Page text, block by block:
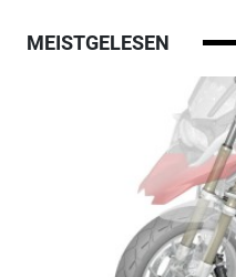
MEISTGELESEN